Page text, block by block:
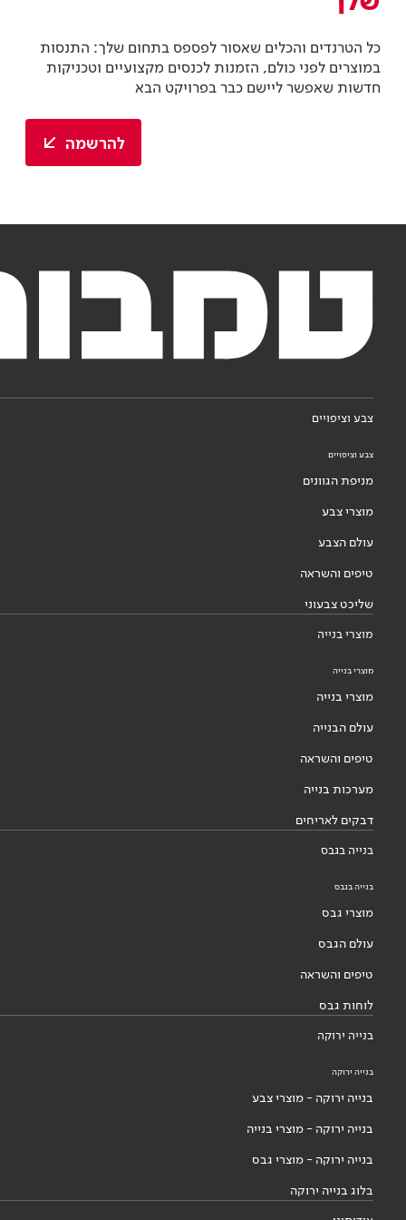
כל הטרנדים והכלים שאסור לפספס בתחום שלך: התנסות
במוצרים לפני כולם, הזמנות לכנסים מקצועיים וטכניקות
חדשות שאפשר ליישם כבר בפרויקט הבא
להרשמה
צבע וציפויים
צבע וציפויים
מניפת הגוונים
מוצרי צבע
עולם הצבע
טיפים והשראה
שליכט צבעוני
מוצרי בנייה
מוצרי בנייה
מוצרי בנייה
עולם הבנייה
טיפים והשראה
מערכות בנייה
דבקים לאריחים
בנייה בגבס
בנייה בגבס
מוצרי גבס
עולם הגבס
טיפים והשראה
לוחות גבס
בנייה ירוקה
בנייה ירוקה
בנייה ירוקה - מוצרי צבע
בנייה ירוקה - מוצרי בנייה
בנייה ירוקה - מוצרי גבס
בלוג בנייה ירוקה